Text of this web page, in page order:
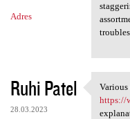
Adres
Ruhi Patel
28.03.2023
https://